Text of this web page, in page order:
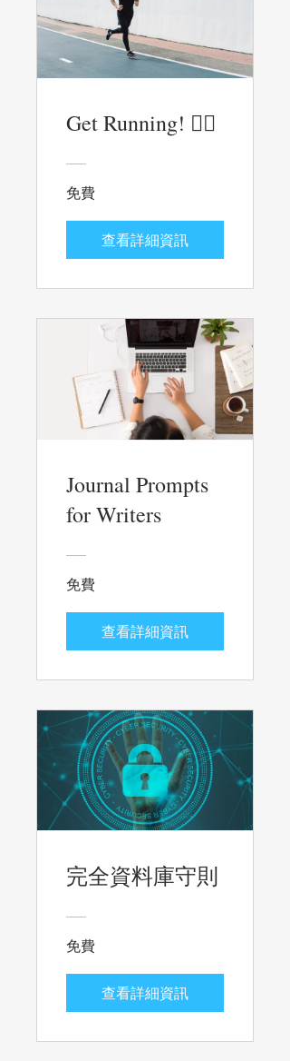
Get Running! 🏃‍♀️
免費
查看詳細資訊
Journal Prompts
for Writers
免費
查看詳細資訊
完全資料庫守則
免費
查看詳細資訊